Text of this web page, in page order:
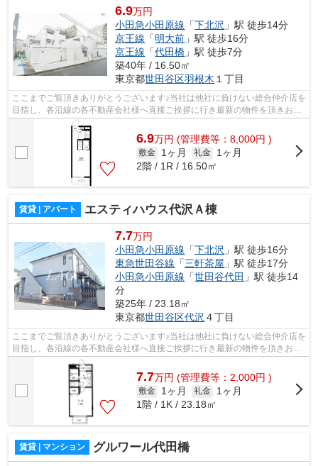
6.9万円
小田急小田原線 「下北沢 」駅 徒歩14分
京王線 「明大前 」駅 徒歩16分
京王線 「代田橋 」駅 徒歩7分
築40年 / 16.50㎡
東京都世田谷区羽根木 １丁目
ここまでご覧頂きありがとうございます♪当社は他社に負けない総合仲介店を
目指し、各沿線の各不動産会社様へ直接ご挨拶に行き最新の物件を頂きお客
様へ提供しております！最新の情報は...
6.9万円 (管理費等：8,000円 )
敷金 1ヶ月 礼金
1ヶ月
2階 / 1R / 16.50㎡
賃貸 | アパート エスティハウス代沢Ａ棟
7.7万円
小田急小田原線 「下北沢 」駅 徒歩16分
東急世田谷線 「三軒茶屋 」駅 徒歩17分
小田急小田原線 「世田谷代田 」駅 徒歩14
分
築25年 / 23.18㎡
東京都世田谷区代沢 ４丁目
ここまでご覧頂きありがとうございます♪当社は他社に負けない総合仲介店を
目指し、各沿線の各不動産会社様へ直接ご挨拶に行き最新の物件を頂きお客
様へ提供しております！最新の情報は...
7.7万円 (管理費等：2,000円 )
敷金 1ヶ月 礼金
1ヶ月
1階 / 1K / 23.18㎡
賃貸 | マンション グルワール代田橋